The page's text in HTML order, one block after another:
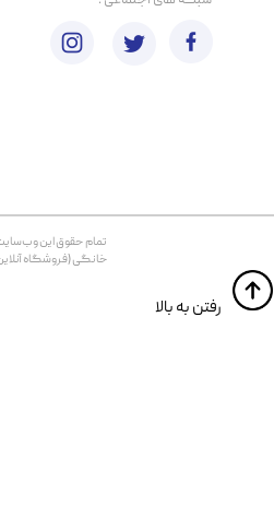
تمام حقوق اين
خانگی (فروشگاه آنلاین پت
​​رفتن به بالا